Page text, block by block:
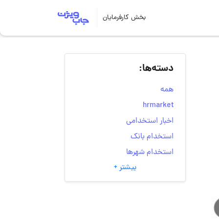
بخش کارفرمایان
دسته‌ها:
همه
hrmarket
اخبار استخدامی
استخدام بانک
استخدام شهرها
انتخاب مسیر شغلی
به‌روزرسانی‌های سایت
بیشتر +